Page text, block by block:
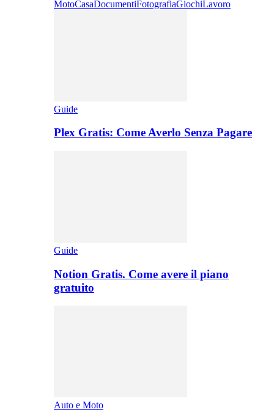
MotoCasaDocumentiFotografiaGiochiLavoro
Guide
Plex Gratis: Come Averlo Senza Pagare
Guide
Notion Gratis. Come avere il piano
gratuito
Auto e Moto